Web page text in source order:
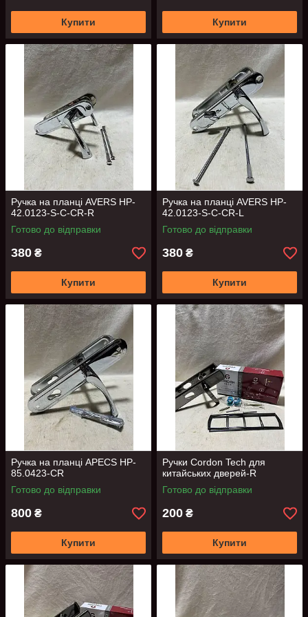
Купити Купити
Ручка на планці AVERS HP-
42.0123-S-C-CR-R
Готово до відправки
380 ₴
Купити
Ручка на планці AVERS HP-
42.0123-S-C-CR-L
Готово до відправки
380 ₴
Купити
Ручка на планці APECS HP-
85.0423-CR
Готово до відправки
800 ₴
Купити
Ручки Cordon Tech для
китайських дверей-R
Готово до відправки
200 ₴
Купити